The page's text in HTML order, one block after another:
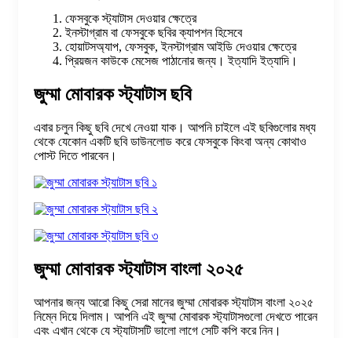
ফেসবুকে স্ট্যাটাস দেওয়ার ক্ষেত্রে
ইনস্টাগ্রাম বা ফেসবুকে ছবির ক্যাপশন হিসেবে
হোয়াটসঅ্যাপ, ফেসবুক, ইনস্টাগ্রাম আইডি দেওয়ার ক্ষেত্রে
প্রিয়জন কাউকে মেসেজ পাঠানোর জন্য। ইত্যাদি ইত্যাদি।
জুম্মা মোবারক স্ট্যাটাস ছবি
এবার চলুন কিছু ছবি দেখে নেওয়া যাক। আপনি চাইলে এই ছবিগুলোর মধ্য
থেকে যেকোন একটি ছবি ডাউনলোড করে ফেসবুকে কিংবা অন্য কোথাও
পোস্ট দিতে পারবেন।
জুম্মা মোবারক স্ট্যাটাস বাংলা ২০২৫
আপনার জন্য আরো কিছু সেরা মানের জুম্মা মোবারক স্ট্যাটাস বাংলা ২০২৫
নিম্নে দিয়ে দিলাম। আপনি এই জুম্মা মোবারক স্ট্যাটাসগুলো দেখতে পারেন
এবং এখান থেকে যে স্ট্যাটাসটি ভালো লাগে সেটি কপি করে নিন।